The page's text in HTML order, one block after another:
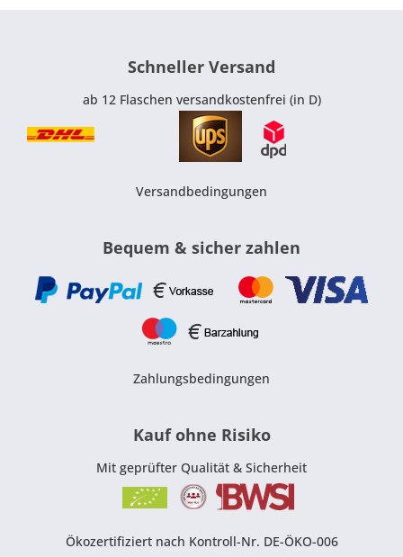
Schneller Versand
ab 12 Flaschen versandkostenfrei (in D)
Versandbedingungen
Bequem & sicher zahlen
Zahlungsbedingungen
Kauf ohne Risiko
Mit geprüfter Qualität & Sicherheit
Ökozertifiziert nach Kontroll-Nr. DE-ÖKO-006